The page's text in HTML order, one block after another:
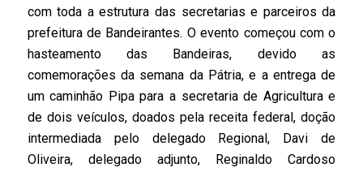
com toda a estrutura das secretarias e parceiros da
prefeitura de Bandeirantes. O evento começou com o
hasteamento das Bandeiras, devido as
comemorações da semana da Pátria, e a entrega de
um caminhão Pipa para a secretaria de Agricultura e
de dois veículos, doados pela receita federal, doção
intermediada pelo delegado Regional, Davi de
Oliveira, delegado adjunto, Reginaldo Cardoso